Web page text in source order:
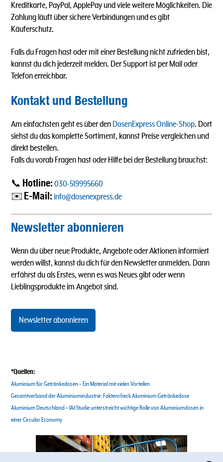
Kreditkarte, PayPal, ApplePay und viele weitere Möglichkeiten. Die
Zahlung läuft über sichere Verbindungen und es gibt
Käuferschutz.
Falls du Fragen hast oder mit einer Bestellung nicht zufrieden bist,
kannst du dich jederzeit melden. Der Support ist per Mail oder
Telefon erreichbar.
Kontakt und Bestellung
Am einfachsten geht es über den DosenExpress Online-Shop. Dort
siehst du das komplette Sortiment, kannst Preise vergleichen und
direkt bestellen.
Falls du vorab Fragen hast oder Hilfe bei der Bestellung brauchst:
📞 Hotline: 030-519995660
✉️ E-Mail: info@dosenexpress.de
Newsletter abonnieren
Wenn du über neue Produkte, Angebote oder Aktionen informiert
werden willst, kannst du dich für den Newsletter anmelden. Dann
erfährst du als Erstes, wenn es was Neues gibt oder wenn
Lieblingsprodukte im Angebot sind.
Newsletter abonnieren
*Quellen:
Aluminium für Getränkedosen – Ein Material mit vielen Vorteilen
Gesamtverband der Aluminiumindustrie: Faktencheck Aluminium-Getränkedose
Aluminium Deutschland – IAI-Studie unterstreicht wichtige Rolle von Aluminiumdosen in
einer Circular Economy